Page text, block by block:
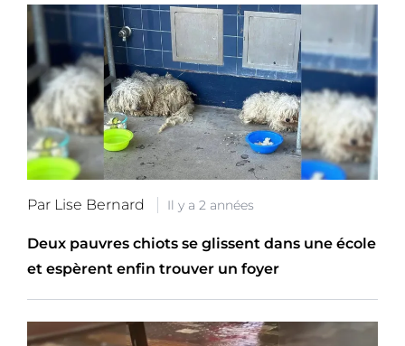
Par Lise Bernard Il y a 2 années
Deux pauvres chiots se glissent dans une école
et espèrent enfin trouver un foyer